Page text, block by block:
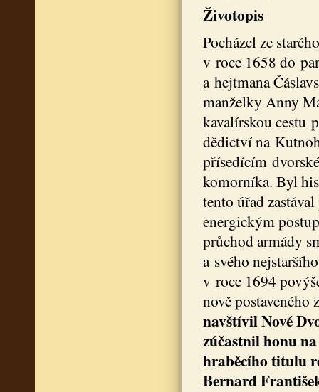
Životopis
Pocházel ze
v roce 1658 do
a hejtmana
manželky Anny
kavalírskou cestu
dědictví na
přísedícím
komorníka. Byl
tento úřad
energickým
průchod armády
a svého
v roce 1694
nově
navštívil Nové
zúčastnil honu
hraběcího titulu
Bernard